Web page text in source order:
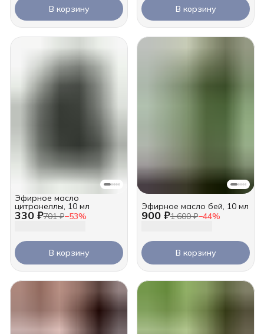
В корзину В корзину
330 ₽701 ₽−53%
Эфирное масло
цитронеллы, 10 мл
В корзину
900 ₽1 600 ₽−44%
Эфирное масло бей, 10 мл
В корзину